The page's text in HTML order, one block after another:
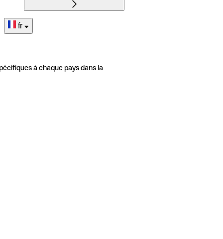
fr
à chaque pays dans la